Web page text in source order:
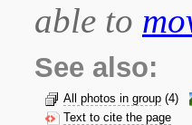
able to
See also:
All photos in group (4)
Text to cite the page